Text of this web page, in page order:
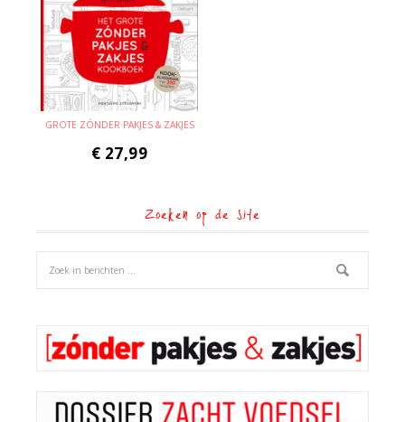
GROTE ZÓNDER PAKJES & ZAKJES
€ 27,99
Zoeken op de site